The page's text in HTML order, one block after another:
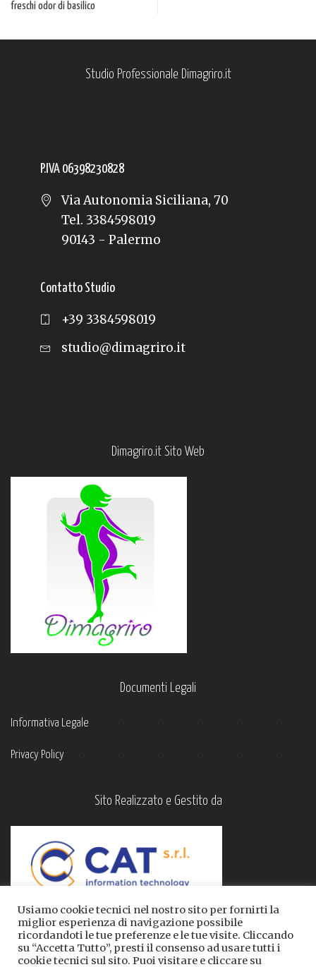
freschi odor di basilico
Studio Professionale Dimagriro.it
P.IVA 06398230828
Via Autonomia Siciliana, 70
Tel. 3384598019
90143 - Palermo
Contatto Studio
+39 3384598019
studio@dimagriro.it
Dimagriro.it Sito Web
Documenti Legali
Informativa Legale
Privacy Policy
Sito Realizzato e Gestito da
Usiamo cookie tecnici nel nostro sito per fornirti la
miglior esperienza di navigazione possibile
ricordandoti le tue preferenze e le tue visite. Cliccando
su “Accetta Tutto”, presti il consenso ad usare tutti i
cookie tecnici sul sito. Puoi visitare e cliccare su